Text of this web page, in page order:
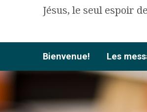
Jésus, le seul espoir
Bienvenue! Les